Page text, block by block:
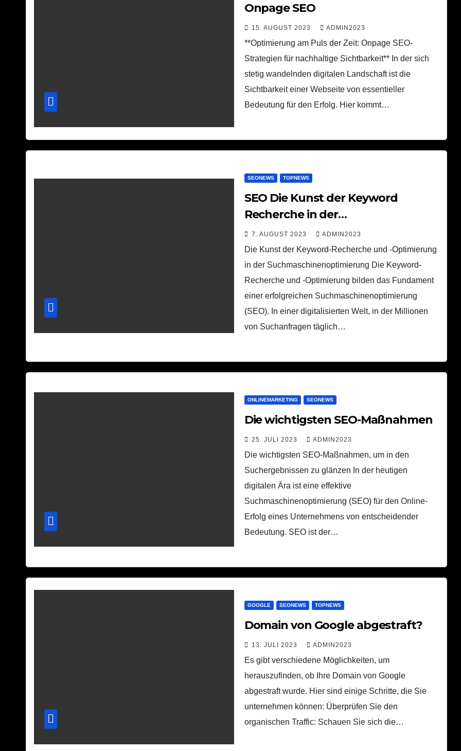
Onpage SEO
15. AUGUST 2023 ADMIN2023
**Optimierung am Puls der Zeit: Onpage SEO-
Strategien für nachhaltige Sichtbarkeit** In der sich
stetig wandelnden digitalen Landschaft ist die
Sichtbarkeit einer Webseite von essentieller
Bedeutung für den Erfolg. Hier kommt…
SEONEWS TOPNEWS
SEO Die Kunst der Keyword
Recherche in der
Suchmaschinenoptimierung
7. AUGUST 2023 ADMIN2023
Die Kunst der Keyword-Recherche und -Optimierung
in der Suchmaschinenoptimierung Die Keyword-
Recherche und -Optimierung bilden das Fundament
einer erfolgreichen Suchmaschinenoptimierung
(SEO). In einer digitalisierten Welt, in der Millionen
von Suchanfragen täglich…
ONLINEMARKETING SEONEWS
Die wichtigsten SEO-Maßnahmen
25. JULI 2023 ADMIN2023
Die wichtigsten SEO-Maßnahmen, um in den
Suchergebnissen zu glänzen In der heutigen
digitalen Ära ist eine effektive
Suchmaschinenoptimierung (SEO) für den Online-
Erfolg eines Unternehmens von entscheidender
Bedeutung. SEO ist der…
GOOGLE SEONEWS TOPNEWS
Domain von Google abgestraft?
13. JULI 2023 ADMIN2023
Es gibt verschiedene Möglichkeiten, um
herauszufinden, ob Ihre Domain von Google
abgestraft wurde. Hier sind einige Schritte, die Sie
unternehmen können: Überprüfen Sie den
organischen Traffic: Schauen Sie sich die…